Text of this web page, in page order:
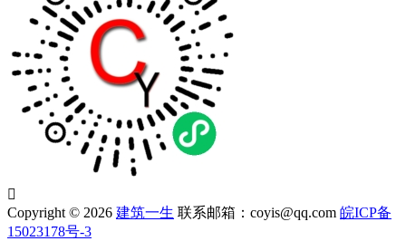

Copyright © 2026 建筑一生 联系邮箱：coyis@qq.com 皖ICP备
15023178号-3